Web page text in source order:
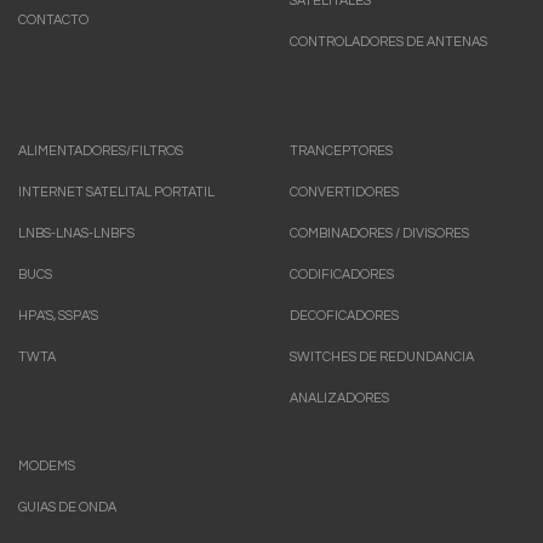
CONTACTO
CONTROLADORES DE ANTENAS
ALIMENTADORES/FILTROS
INTERNET SATELITAL PORTATIL
LNBS-LNAS-LNBFS
BUCS
HPA'S, SSPA'S
TWTA
TRANCEPTORES
CONVERTIDORES
COMBINADORES / DIVISORES
CODIFICADORES
DECOFICADORES
SWITCHES DE REDUNDANCIA
ANALIZADORES
MODEMS
GUIAS DE ONDA